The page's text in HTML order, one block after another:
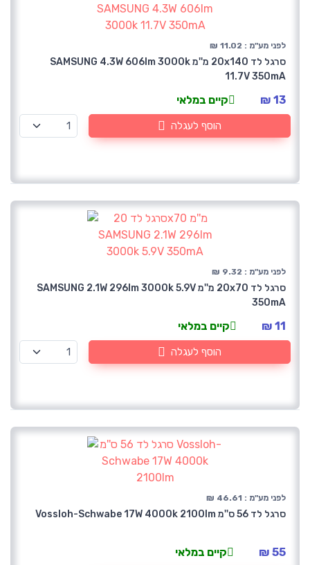
לפני מע"מ : 11.02 ₪
סרגל לד 20x140 מ''מ SAMSUNG 4.3W 606lm 3000k
11.7V 350mA
13 ₪ קיים במלאי
הוסף לעגלה
לפני מע"מ : 9.32 ₪
סרגל לד 20x70 מ''מ SAMSUNG 2.1W 296lm 3000k 5.9V
350mA
11 ₪ קיים במלאי
הוסף לעגלה
לפני מע"מ : 46.61 ₪
סרגל לד 56 ס''מ Vossloh-Schwabe 17W 4000k 2100lm
55 ₪ קיים במלאי